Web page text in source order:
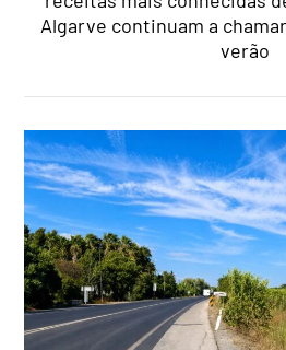
Algarve continuam a
verão